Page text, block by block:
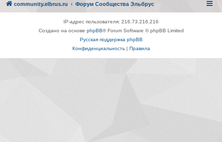
community.elbrus.ru Форум Сообщества Эльбрус
IP-адрес пользователя: 216.73.216.216
Создано на основе phpBB® Forum Software © phpBB Limited
Русская поддержка phpBB
Конфиденциальность| Правила